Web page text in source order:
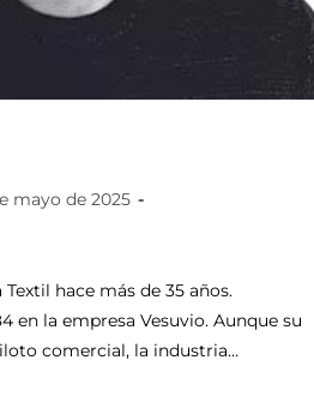
mayo de 2025
hace más de 35 años.
en la empresa Vesuvio. Aunque su
comercial, la industria…